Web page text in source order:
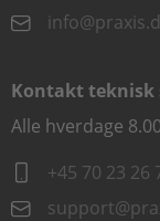
Kontakt teknisk
Alle hverdage
+45 70 23 26